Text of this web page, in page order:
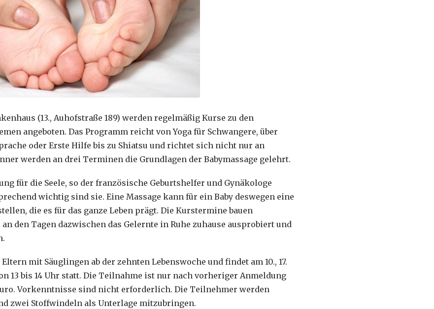
(13., Auhofstraße 189) werden regelmäßig Kurse zu den
angeboten. Das Programm reicht von Yoga für Schwangere, über
oder Erste Hilfe bis zu Shiatsu und richtet sich nicht nur an
werden an drei Terminen die Grundlagen der Babymassage gelehrt.
für die Seele, so der französische Geburtshelfer und Gynäkologe
wichtig sind sie. Eine Massage kann für ein Baby deswegen eine
die es für das ganze Leben prägt. Die Kurstermine bauen
den Tagen dazwischen das Gelernte in Ruhe zuhause ausprobiert und
mit Säuglingen ab der zehnten Lebenswoche und findet am 10., 17.
13 bis 14 Uhr statt. Die Teilnahme ist nur nach vorheriger Anmeldung
Vorkenntnisse sind nicht erforderlich. Die Teilnehmer werden
zwei Stoffwindeln als Unterlage mitzubringen.